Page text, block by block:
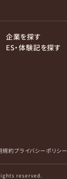
企業を探す
ES・体験記を探す
規約プライバシーポリシー
reserved.